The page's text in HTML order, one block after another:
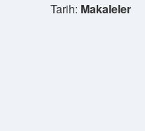
Tarih: Makaleler